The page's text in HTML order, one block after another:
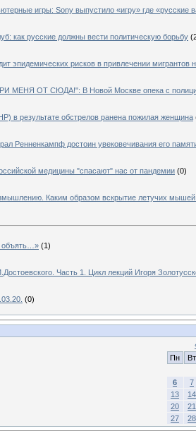
игры: Sony выпустило «игру» где «русские
как русские должны вести политическую борьбу
эпидемических рисков в привлечении мигрантов
МЕНЯ ОТ СЮДА!": В Новой Москве опека с
в результате обстрелов ранена пожилая женщина
Ренненкампф достоин увековечивания его
медицины "спасают" нас от пандемии (0)
Каким образом вскрытие летучих мышей
(1)
Часть 1. Цикл лекций Игоря
(0)
Пн
Вт
6
7
13
14
20
21
27
28